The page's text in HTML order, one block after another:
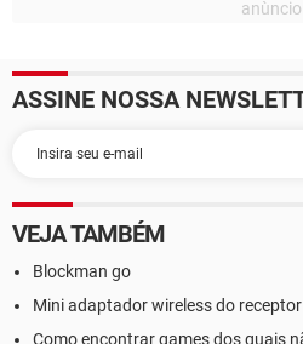
ASSINE NOSSA
VEJA TAMBÉM
Blockman go
Mini adaptador wireless do
Como encontrar games dos quais